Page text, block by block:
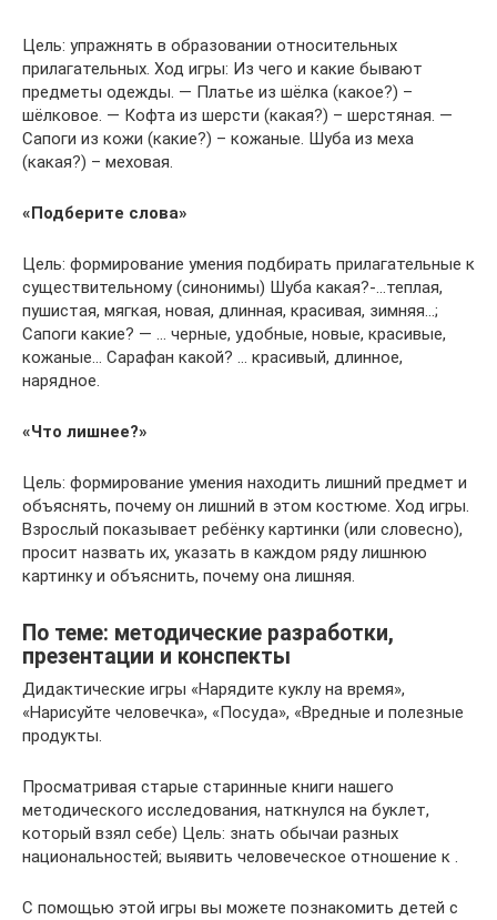
Цель: упражнять в образовании относительных
прилагательных. Ход игры: Из чего и какие бывают
предметы одежды. — Платье из шёлка (какое?) –
шёлковое. — Кофта из шерсти (какая?) – шерстяная. —
Сапоги из кожи (какие?) – кожаные. Шуба из меха
(какая?) – меховая.
«Подберите слова»
Цель: формирование умения подбирать прилагательные к
существительному (синонимы) Шуба какая?-…теплая,
пушистая, мягкая, новая, длинная, красивая, зимняя…;
Сапоги какие? — … черные, удобные, новые, красивые,
кожаные… Сарафан какой? … красивый, длинное,
нарядное.
«Что лишнее?»
Цель: формирование умения находить лишний предмет и
объяснять, почему он лишний в этом костюме. Ход игры.
Взрослый показывает ребёнку картинки (или словесно),
просит назвать их, указать в каждом ряду лишнюю
картинку и объяснить, почему она лишняя.
По теме: методические разработки,
презентации и конспекты
Дидактические игры «Нарядите куклу на время»,
«Нарисуйте человечка», «Посуда», «Вредные и полезные
продукты.
Просматривая старые старинные книги нашего
методического исследования, наткнулся на буклет,
который взял себе) Цель: знать обычаи разных
национальностей; выявить человеческое отношение к .
С помощью этой игры вы можете познакомить детей с